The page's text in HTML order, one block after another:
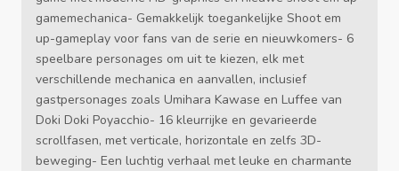
gamemechanica- Gemakkelijk toegankelijke Shoot em
up-gameplay voor fans van de serie en nieuwkomers- 6
speelbare personages om uit te kiezen, elk met
verschillende mechanica en aanvallen, inclusief
gastpersonages zoals Umihara Kawase en Luffee van
Doki Doki Poyacchio- 16 kleurrijke en gevarieerde
scrollfasen, met verticale, horizontale en zelfs 3D-
beweging- Een luchtig verhaal met leuke en charmante